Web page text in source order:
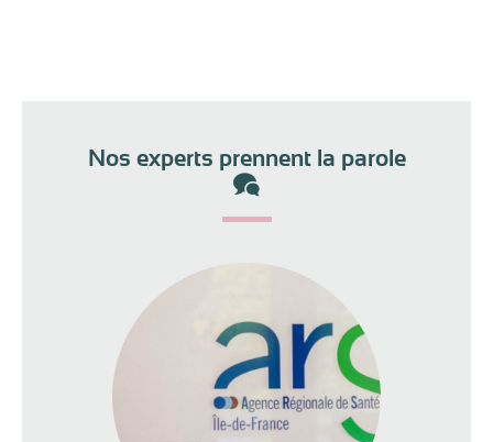
Nos experts prennent la parole